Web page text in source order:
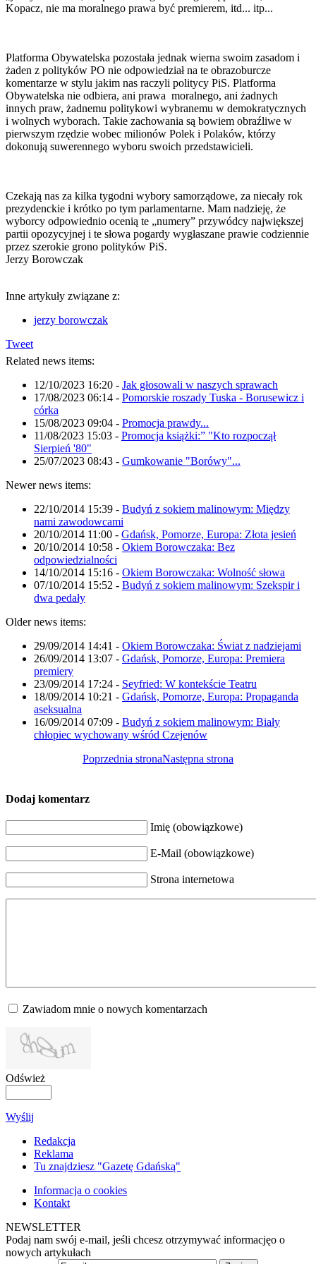
Kopacz, nie ma moralnego prawa być premierem, itd... itp...
Platforma Obywatelska pozostała jednak wierna swoim zasadom i
żaden z polityków PO nie odpowiedział na te obrazoburcze
komentarze w stylu jakim nas raczyli politycy PiS. Platforma
Obywatelska nie odbiera, ani prawa moralnego, ani żadnych
innych praw, żadnemu politykowi wybranemu w demokratycznych
i wolnych wyborach. Takie zachowania są bowiem obraźliwe w
pierwszym rzędzie wobec milionów Polek i Polaków, którzy
dokonują suwerennego wyboru swoich przedstawicieli.
Czekają nas za kilka tygodni wybory samorządowe, za niecały rok
prezydenckie i krótko po tym parlamentarne. Mam nadzieję, że
wyborcy odpowiednio ocenią te „numery” przywódcy największej
partii opozycyjnej i te słowa pogardy wygłaszane prawie codziennie
przez szerokie grono polityków PiS.
Jerzy Borowczak
Inne artykuły związane z:
jerzy borowczak
Tweet
Related news items:
12/10/2023 16:20 - Jak głosowali w naszych sprawach
17/08/2023 06:14 - Pomorskie roszady Tuska - Borusewicz i
córka
15/08/2023 09:04 - Promocja prawdy...
11/08/2023 15:03 - Promocja książki:” "Kto rozpoczął
Sierpień '80"
25/07/2023 08:43 - Gumkowanie "Borówy"...
Newer news items:
22/10/2014 15:39 - Budyń z sokiem malinowym: Między
nami zawodowcami
20/10/2014 11:00 - Gdańsk, Pomorze, Europa: Złota jesień
20/10/2014 10:58 - Okiem Borowczaka: Bez
odpowiedzialności
14/10/2014 15:16 - Okiem Borowczaka: Wolność słowa
07/10/2014 15:52 - Budyń z sokiem malinowym: Szekspir i
dwa pedały
Older news items:
29/09/2014 14:41 - Okiem Borowczaka: Świat z nadziejami
26/09/2014 13:07 - Gdańsk, Pomorze, Europa: Premiera
premiery
23/09/2014 17:24 - Seyfried: W kontekście Teatru
18/09/2014 10:21 - Gdańsk, Pomorze, Europa: Propaganda
aseksualna
16/09/2014 07:09 - Budyń z sokiem malinowym: Biały
chłopiec wychowany wśród Czejenów
Poprzednia stronaNastępna strona
Dodaj komentarz
Imię (obowiązkowe)
E-Mail (obowiązkowe)
Strona internetowa
Zawiadom mnie o nowych komentarzach
Odśwież
Wyślij
Redakcja
Reklama
Tu znajdziesz "Gazetę Gdańską"
Informacja o cookies
Kontakt
NEWSLETTER
Podaj nam swój e-mail, jeśli chcesz otrzymywać informacjęo o
nowych artykułach